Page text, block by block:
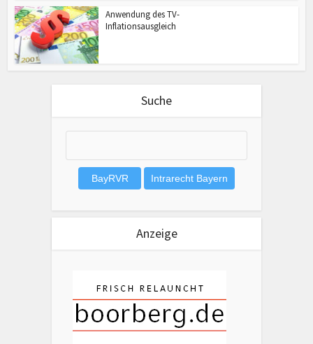
Anwendung des TV-
Inflationsausgleich
Suche
Anzeige